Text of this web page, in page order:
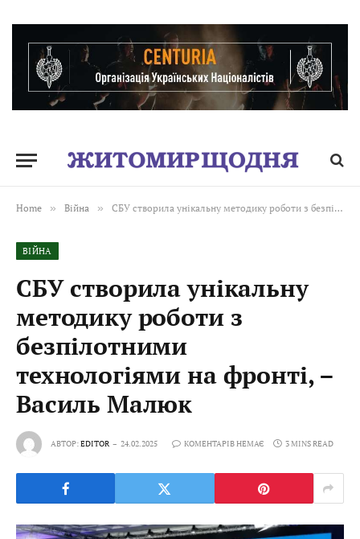
Home » Війна » СБУ створила унікальну методику роботи з безпілотними технологіями на фронті, – Василь Малюк
ВІЙНА
СБУ створила унікальну
методику роботи з
безпілотними
технологіями на фронті, –
Василь Малюк
АВТОР:EDITOR 24.02.2025 КОМЕНТАРІВ НЕМАЄ 3 MINS READ